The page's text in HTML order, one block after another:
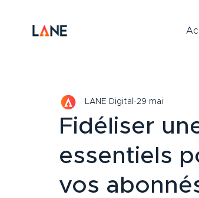
Fidéliser
essentiels
vos
LANE Digital 29 mai